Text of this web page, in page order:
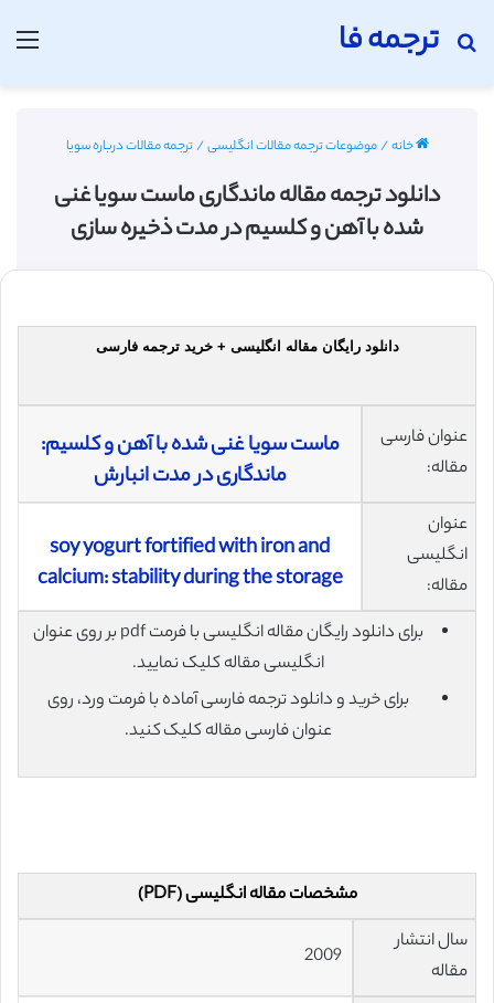
ترجمه فا
جستجو برای
خانه/موضوعات ترجمه مقالات انگلیسی/ترجمه مقالات درباره سویا
دانلود ترجمه مقاله ماندگاری ماست سویا غنی
شده با آهن و کلسیم در مدت ذخیره سازی
دانلود رایگان مقاله انگلیسی + خرید ترجمه فارسی
عنوان فارسی
مقاله:
ماست سویا غنی شده با آهن و کلسیم:
ماندگاری در مدت انبارش
عنوان
انگلیسی
مقاله:
soy yogurt fortified with iron and
calcium: stability during the storage
برای دانلود رایگان مقاله انگلیسی با فرمت pdf بر روی عنوان
انگلیسی مقاله کلیک نمایید.
برای خرید و دانلود ترجمه فارسی آماده با فرمت ورد، روی
عنوان فارسی مقاله کلیک کنید.
مشخصات مقاله انگلیسی (PDF)
سال انتشار
مقاله